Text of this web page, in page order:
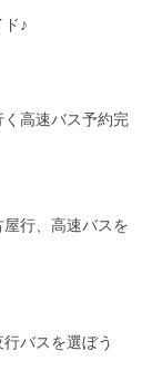
♪
高速バス予約完
屋行、高速バスを
バスを選ぼう